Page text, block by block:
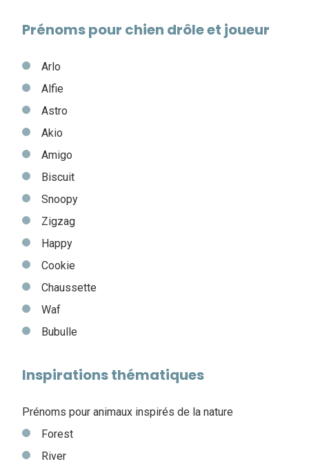
Prénoms pour chien drôle et joueur
Arlo
Alfie
Astro
Akio
Amigo
Biscuit
Snoopy
Zigzag
Happy
Cookie
Chaussette
Waf
Bubulle
Inspirations thématiques
Prénoms pour animaux inspirés de la nature
Forest
River